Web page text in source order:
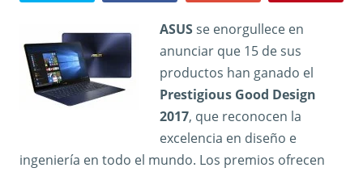
ASUSse enorgullece en
anunciar que 15 de sus
productos han ganado el
Prestigious Good Design
2017, que reconocen la
excelencia en diseño e
ingeniería en todo el mundo. Los premios ofrecen